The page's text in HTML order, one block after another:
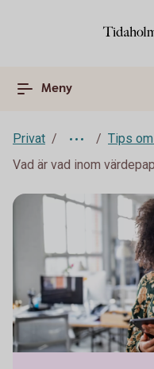
Meny
Privat
Tips
Vad är vad inom